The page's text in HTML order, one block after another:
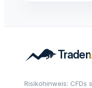
Risikohinweis: CFDs